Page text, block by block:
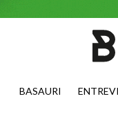
BASAURI